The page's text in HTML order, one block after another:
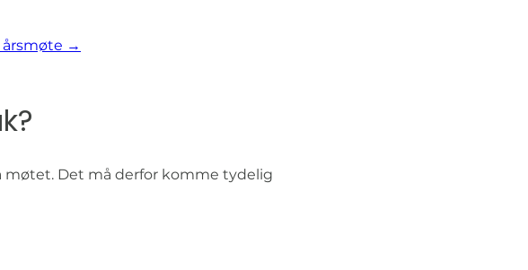
årsmøte →
møtet. Det må derfor komme tydelig